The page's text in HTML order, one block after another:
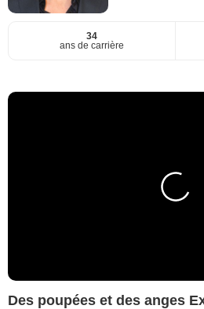
34
ans de carrière
Des poupées et des anges